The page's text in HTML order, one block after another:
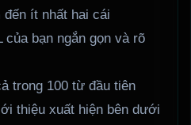
đến ít nhất hai cái
của bạn ngắn gọn và rõ
trong 100 từ đầu tiên
thiệu xuất hiện bên dưới